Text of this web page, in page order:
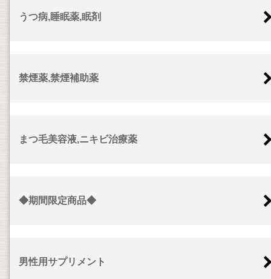
うつ病,睡眠薬,眠剤
禁煙薬,禁煙補助薬
まつ毛美容液,ニキビ治療薬
◆期間限定商品◆
男性用サプリメント